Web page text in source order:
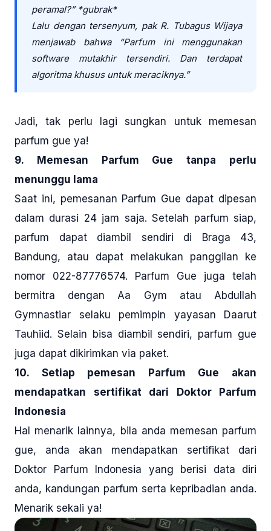
peramal?” *gubrak*
Lalu dengan tersenyum, pak R. Tubagus Wijaya
menjawab bahwa “Parfum ini menggunakan
software mutakhir tersendiri. Dan terdapat
algoritma khusus untuk meraciknya.”
Jadi, tak perlu lagi sungkan untuk memesan
parfum gue ya!
9. Memesan Parfum Gue tanpa perlu
menunggu lama
Saat ini, pemesanan Parfum Gue dapat dipesan
dalam durasi 24 jam saja. Setelah parfum siap,
parfum dapat diambil sendiri di Braga 43,
Bandung, atau dapat melakukan panggilan ke
nomor 022-87776574. Parfum Gue juga telah
bermitra dengan Aa Gym atau Abdullah
Gymnastiar selaku pemimpin yayasan Daarut
Tauhiid. Selain bisa diambil sendiri, parfum gue
juga dapat dikirimkan via paket.
10. Setiap pemesan Parfum Gue akan
mendapatkan sertifikat dari Doktor Parfum
Indonesia
Hal menarik lainnya, bila anda memesan parfum
gue, anda akan mendapatkan sertifikat dari
Doktor Parfum Indonesia yang berisi data diri
anda, kandungan parfum serta kepribadian anda.
Menarik sekali ya!